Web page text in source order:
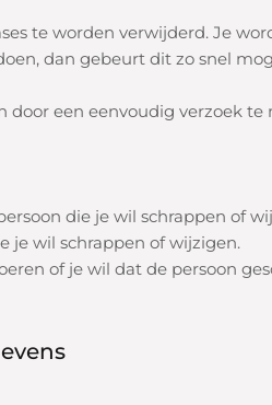
te worden verwijderd. Je
dan gebeurt dit zo snel
door een eenvoudig verzoek
die je wil schrappen of
je wil schrappen of wijzigen.
of je wil dat de persoon